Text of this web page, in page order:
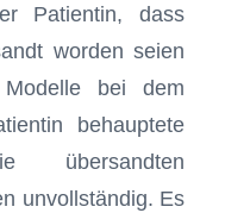
Patientin, dass
worden seien
bei dem
behauptete
übersandten
unvollständig. Es